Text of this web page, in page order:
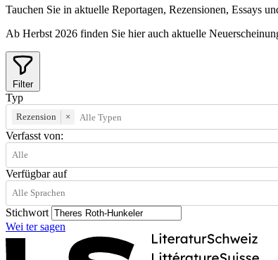
Tauchen Sie in aktuelle Reportagen, Rezensionen, Essays
Ab Herbst 2026 finden Sie hier auch aktuelle
Filter
Typ
Rezension ×
Verfasst von:
Verfügbar auf
Stichwort
Wei ter sagen